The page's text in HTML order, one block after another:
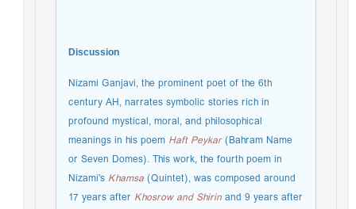
Discussion
Nizami Ganjavi, the prominent poet of the 6th
century AH, narrates symbolic stories rich in
profound mystical, moral, and philosophical
meanings in his poemHaft Peykar(Bahram Name
or Seven Domes). This work, the fourth poem in
Nizami'sKhamsa(Quintet), was composed around
17 years afterKhosrow and Shirinand 9 years after